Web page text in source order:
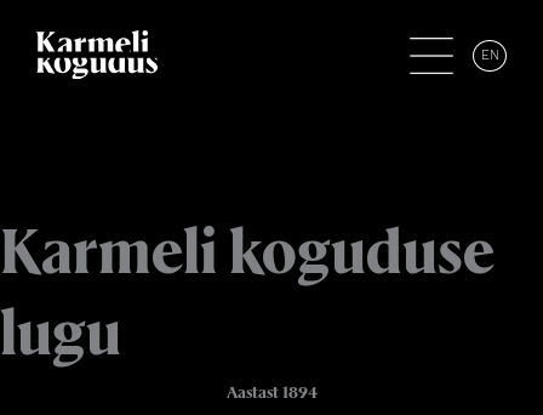
EN
Karmeli koguduse
lugu
Aastast 1894